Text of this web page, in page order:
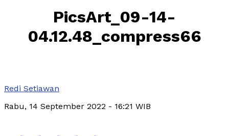
PicsArt_09-14-
04.12.48_compress66
Redi Setiawan
Rabu, 14 September 2022 - 16:21 WIB